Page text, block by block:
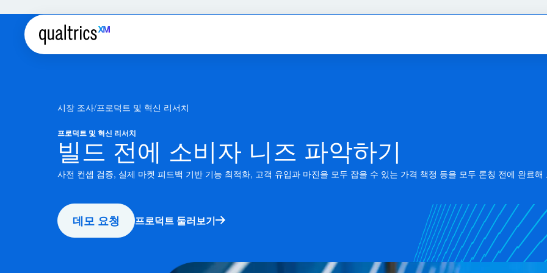
시장 조사 프로덕트 및 혁신 리서치
프로덕트 및 혁신 리서치
빌드 전에 소비자 니즈 파악하기
사전 컨셉 검증, 실제 마켓 피드백 기반 기능 최적화, 고객 유입과 마진을 모두 잡을 수 있는 가격 책정 등을 모두 론칭 전에 완료해
데모 요청 프로덕트 둘러보기